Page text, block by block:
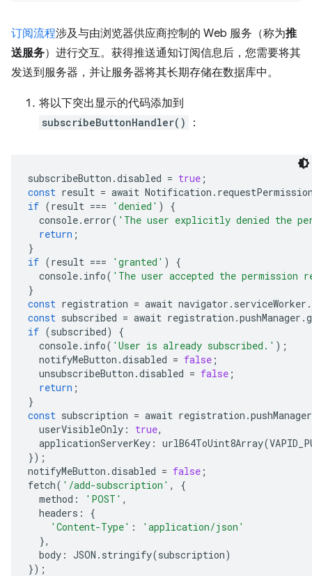
订阅流程涉及与由浏览器供应商控制的 Web 服务（称为推
送服务）进行交互。获得推送通知订阅信息后，您需要将其
发送到服务器，并让服务器将其长期存储在数据库中。
将以下突出显示的代码添加到
subscribeButtonHandler() ：
subscribeButton .disabled = true ;
const result = await Notification .
if (result === 'denied' )
{
console. error( 'The user explicitly denied the
return ;
}
if (result === 'granted' )
{
console. info( 'The user accepted the permission
}
const registration = await navigator . serviceWorker .
const subscribed = await registration .pushManager .
if (subscribed)
{
console. info( 'User is already subscribed.' );
notifyMeButton .disabled = false ;
unsubscribeButton .disabled = false ;
return ;
}
const subscription = await registration .pushManager
userVisibleOnly : true,
applicationServerKey : urlB64ToUint8Array(
});
notifyMeButton .disabled = false ;
fetch( '/add-subscription' ,
{
method : 'POST' ,
headers :
{
'Content-Type' :
'application/json'
},
body : JSON . stringify(subscription)
});